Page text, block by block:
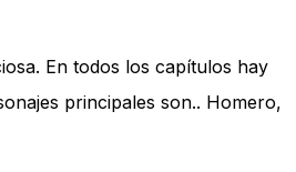
En todos los capítulos hay
principales son.. Homero,